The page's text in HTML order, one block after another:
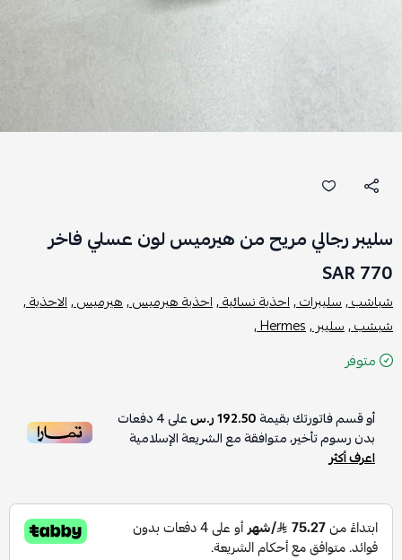
سليبر رجالي مريح من هيرميس لون عسلي فاخر
770 SAR
شباشب ,سليبرات ,احذية نسائية ,احذية هيرميس ,هيرميس ,الاحذية ,
شبشب ,سليبر ,Hermes ,
متوفر
أو قسم فاتورتك بقيمة192.50 ر.س على4دفعات
بدون رسوم تأخير، متوافقة مع الشريعة الإسلامية
اعرف أكثر